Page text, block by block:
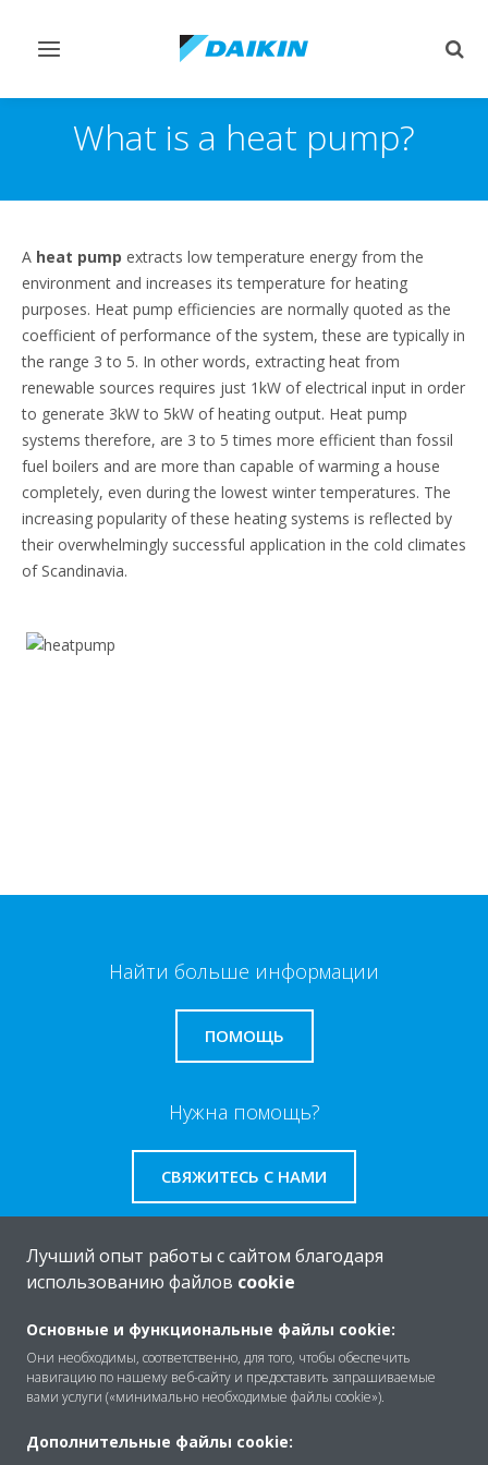
Переключить
What is a heat pump?
A heat pump extracts low temperature energy from the
environment and increases its temperature for heating
purposes. Heat pump efficiencies are normally quoted as the
coefficient of performance of the system, these are typically in
the range 3 to 5. In other words, extracting heat from
renewable sources requires just 1kW of electrical input in order
to generate 3kW to 5kW of heating output. Heat pump
systems therefore, are 3 to 5 times more efficient than fossil
fuel boilers and are more than capable of warming a house
completely, even during the lowest winter temperatures. The
increasing popularity of these heating systems is reflected by
their overwhelmingly successful application in the cold climates
of Scandinavia.
Найти больше информации
ПОМОЩЬ
Нужна помощь?
СВЯЖИТЕСЬ С НАМИ
Решения
Лучший опыт работы с сайтом благодаря
использованию файлов cookie
Основные и функциональные файлы cookie:
Они необходимы, соответственно, для того, чтобы обеспечить
навигацию по нашему веб-сайту и предоставить запрашиваемые
вами услуги («минимально необходимые файлы cookie»).
Дополнительные файлы cookie: